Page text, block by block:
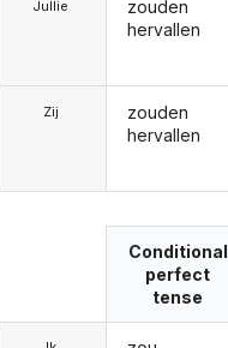
Jullie
Zij
zouden
hervallen
zouden
hervallen
Conditional
perfect
tense